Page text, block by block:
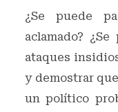
¿Se puede
aclamado?
ataques
y demostrar
un político